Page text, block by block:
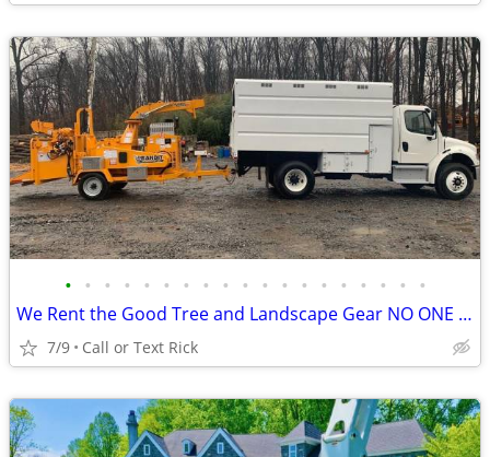
• • • • • • • • • • • • • • • • • • •
We Rent the Good Tree and Landscape Gear NO ONE Else Does
7/9 Call or Text Rick